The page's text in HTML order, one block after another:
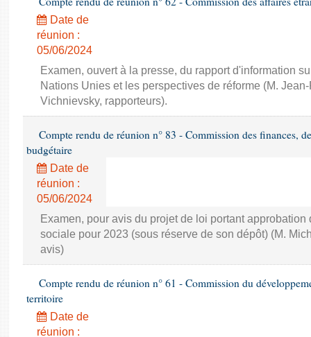
Date de
réunion :
05/06/2024
Examen, ouvert à la presse, du rapport d'information
Nations Unies et les perspectives de réforme (M.
Vichnievsky, rapporteurs).
Compte rendu de réunion n° 83 - Commission des finances,
budgétaire
Date de
réunion :
05/06/2024
Examen, pour avis du projet de loi portant
sociale pour 2023 (sous réserve de son dépôt) (M.
avis)
Compte rendu de réunion n° 61 - Commission du
territoire
Date de
réunion :